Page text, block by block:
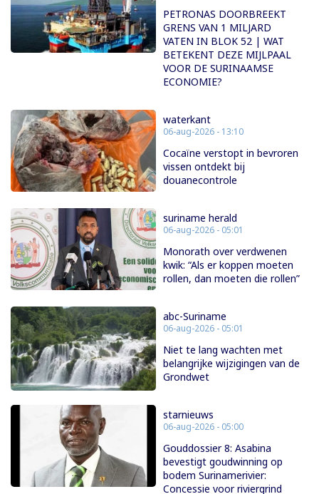
PETRONAS DOORBREEKT
GRENS VAN 1 MILJARD
VATEN IN BLOK 52 | WAT
BETEKENT DEZE MIJLPAAL
VOOR DE SURINAAMSE
ECONOMIE?
waterkant
06-aug-2026 - 13:10
Cocaïne verstopt in bevroren
vissen ontdekt bij
douanecontrole
suriname herald
06-aug-2026 - 05:01
Monorath over verdwenen
kwik: “Als er koppen moeten
rollen, dan moeten die rollen”
abc-Suriname
06-aug-2026 - 05:01
Niet te lang wachten met
belangrijke wijzigingen van de
Grondwet
starnieuws
06-aug-2026 - 05:00
Gouddossier 8: Asabina
bevestigt goudwinning op
bodem Surinamerivier:
Concessie voor riviergrind